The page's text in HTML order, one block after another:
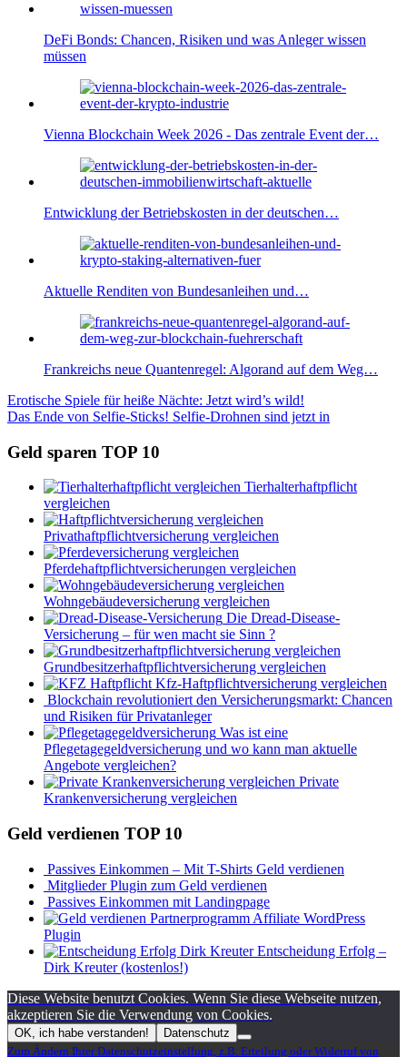
DeFi Bonds: Chancen, Risiken und was Anleger wissen
müssen
Vienna Blockchain Week 2026 - Das zentrale Event der…
Entwicklung der Betriebskosten in der deutschen…
Aktuelle Renditen von Bundesanleihen und…
Frankreichs neue Quantenregel: Algorand auf dem Weg…
Beitragsnavigation
Vorheriger
Beitrag:
Erotische Spiele für heiße Nächte: Jetzt wird’s wild!
Nächster
Das Ende von Selfie-Sticks! Selfie-Drohnen sind jetzt in
Geld sparen TOP 10
Tierhalterhaftpflicht
vergleichen
Privathaftpflichtversicherung vergleichen
Pferdehaftpflichtversicherungen vergleichen
Wohngebäudeversicherung vergleichen
Die Dread-Disease-
Versicherung – für wen macht sie Sinn ?
Grundbesitzerhaftpflichtversicherung vergleichen
Kfz-Haftpflichtversicherung vergleichen
Blockchain revolutioniert den Versicherungsmarkt: Chancen
und Risiken für Privatanleger
Was ist eine
Pflegetagegeldversicherung und wo kann man aktuelle
Angebote vergleichen?
Private
Krankenversicherung vergleichen
Geld verdienen TOP 10
Passives Einkommen – Mit T-Shirts Geld verdienen
Mitglieder Plugin zum Geld verdienen
Passives Einkommen mit Landingpage
Affiliate WordPress
Plugin
Entscheidung Erfolg –
Dirk Kreuter (kostenlos!)
Diese Website benutzt Cookies. Wenn Sie diese Webseite nutzen,
akzeptieren Sie die Verwendung von Cookies.
OK, ich habe verstanden!
Datenschutz
Zum Ändern Ihrer Datenschutzeinstellung, z.B. Erteilung oder Widerruf von